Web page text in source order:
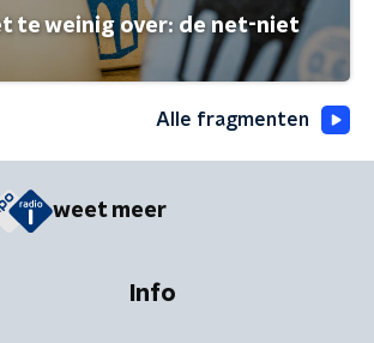
te weinig over: de net-niet
Alle fragmenten
weet meer
Info